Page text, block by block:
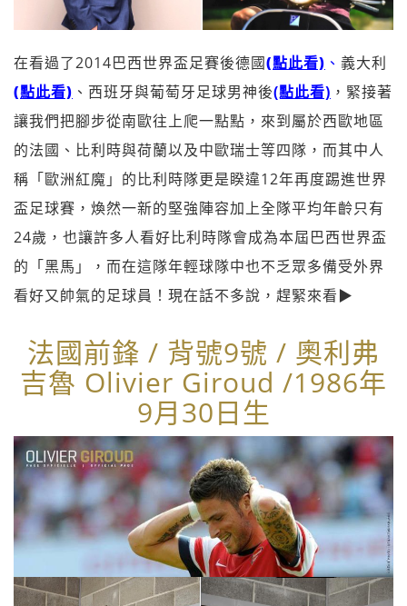
在看過了2014巴西世界盃足賽後德國(點此看) 、 義大利
(點此看) 、西班牙與葡萄牙足球男神後(點此看) ，緊接著
讓我們把腳步從南歐往上爬一點點，來到屬於西歐地區
的法國、比利時與荷蘭以及中歐瑞士等四隊，而其中人
稱「歐洲紅魔」的比利時隊更是睽違12年再度踢進世界
盃足球賽，煥然一新的堅強陣容加上全隊平均年齡只有
24歲，也讓許多人看好比利時隊會成為本屆巴西世界盃
的「黑馬」，而在這隊年輕球隊中也不乏眾多備受外界
看好又帥氣的足球員！現在話不多說，趕緊來看▶
法國前鋒 / 背號9號 / 奧利弗
吉魯 Olivier Giroud /1986年
9月30日生